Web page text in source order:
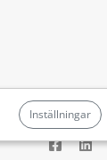
Inställningar